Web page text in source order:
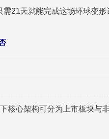
21天就能完成这场环球变
核心架构可分为上市板块与